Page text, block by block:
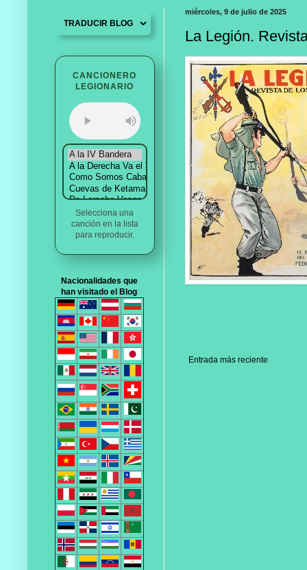
miércoles, 9 de julio de 2025
La Legión.
Entrada más reciente
CANCIONERO
LEGIONARIO
Selecciona una
canción en la lista
para reproducir.
Nacionalidades que
han visitado el Blog